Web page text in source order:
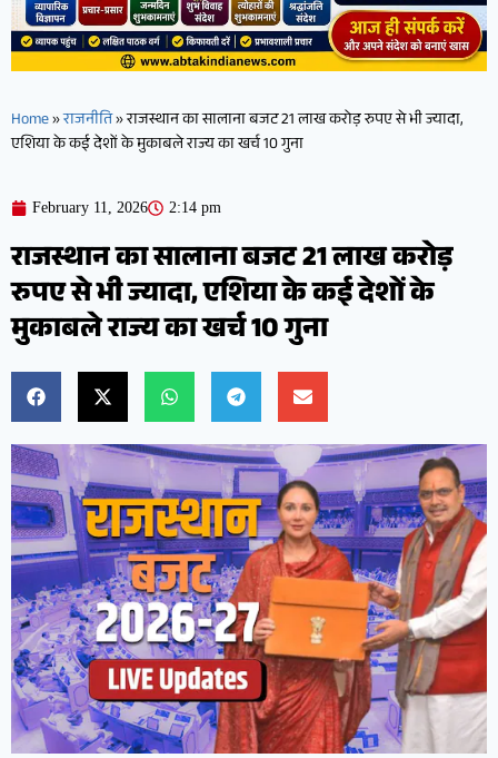
Home»राजनीति»राजस्थान का सालाना बजट 21 लाख करोड़ रुपए से भी ज्यादा,
एशिया के कई देशों के मुकाबले राज्य का खर्च 10 गुना
February 11, 2026 2:14 pm
राजस्थान का सालाना बजट 21 लाख करोड़
रुपए से भी ज्यादा, एशिया के कई देशों के
मुकाबले राज्य का खर्च 10 गुना